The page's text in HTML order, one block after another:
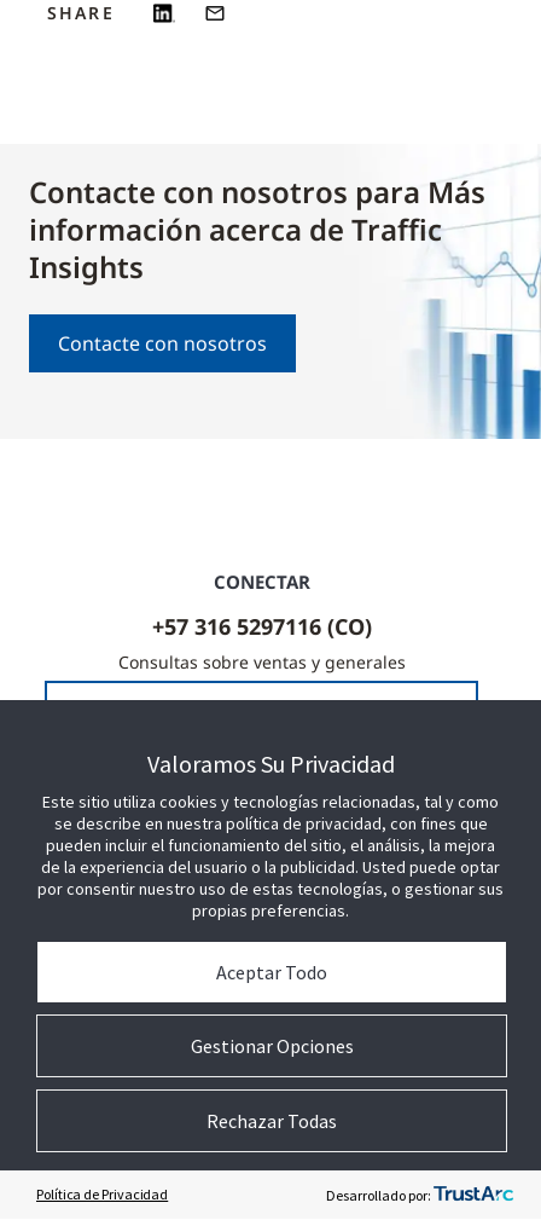
SHARE
Contacte con nosotros para Más
información acerca de Traffic
Insights
Contacte con nosotros
CONECTAR
+57 316 5297116 (CO)
Consultas sobre ventas y generales
Contacte con nosotros
SEA NUESTRO SOCIO
ÚNETE A NOSOTROS
Valoramos Su Privacidad
Este sitio utiliza cookies y tecnologías relacionadas, tal y como
se describe en nuestra política de privacidad, con fines que
pueden incluir el funcionamiento del sitio, el análisis, la mejora
de la experiencia del usuario o la publicidad. Usted puede optar
por consentir nuestro uso de estas tecnologías, o gestionar sus
propias preferencias.
Gestionar Opciones
Aceptar Todo
Rechazar Todas
Política de Privacidad Desarrollado por: